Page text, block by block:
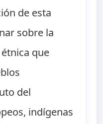
de esta
sobre la
que
del
indígenas